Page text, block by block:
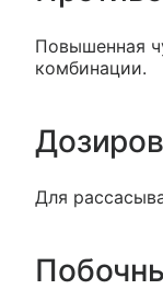
Повышенная
комбинации.
Для